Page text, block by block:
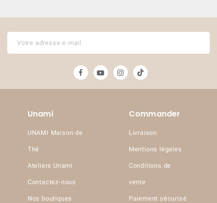
(7 avis)
Unami
UNAMI Maison de
Thé
Ateliers Unami
Contactez-nous
Nos boutiques
Commander
Livraison
Mentions légales
Conditions de
vente
Paiement sécurisé